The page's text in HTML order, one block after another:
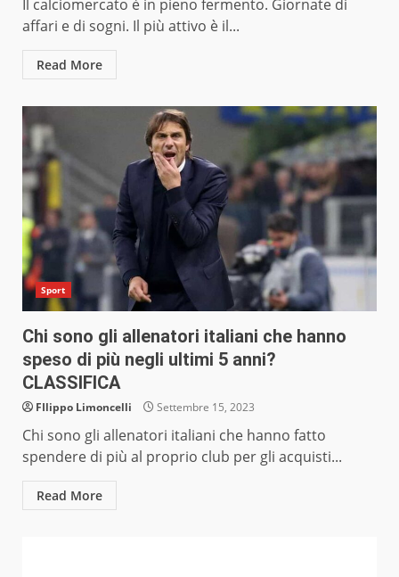
Il calciomercato è in pieno fermento. Giornate di
affari e di sogni. Il più attivo è il...
Read More
Sport
Chi sono gli allenatori italiani che hanno
speso di più negli ultimi 5 anni?
CLASSIFICA
FIlippo Limoncelli Settembre 15, 2023
Chi sono gli allenatori italiani che hanno fatto
spendere di più al proprio club per gli acquisti...
Read More